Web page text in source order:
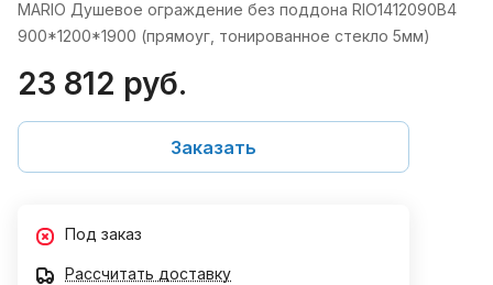
MARIO Душевое ограждение без поддона RIO1412090B4
900*1200*1900 (прямоуг, тонированное стекло 5мм)
23 812 руб.
Заказать
Под заказ
Рассчитать доставку